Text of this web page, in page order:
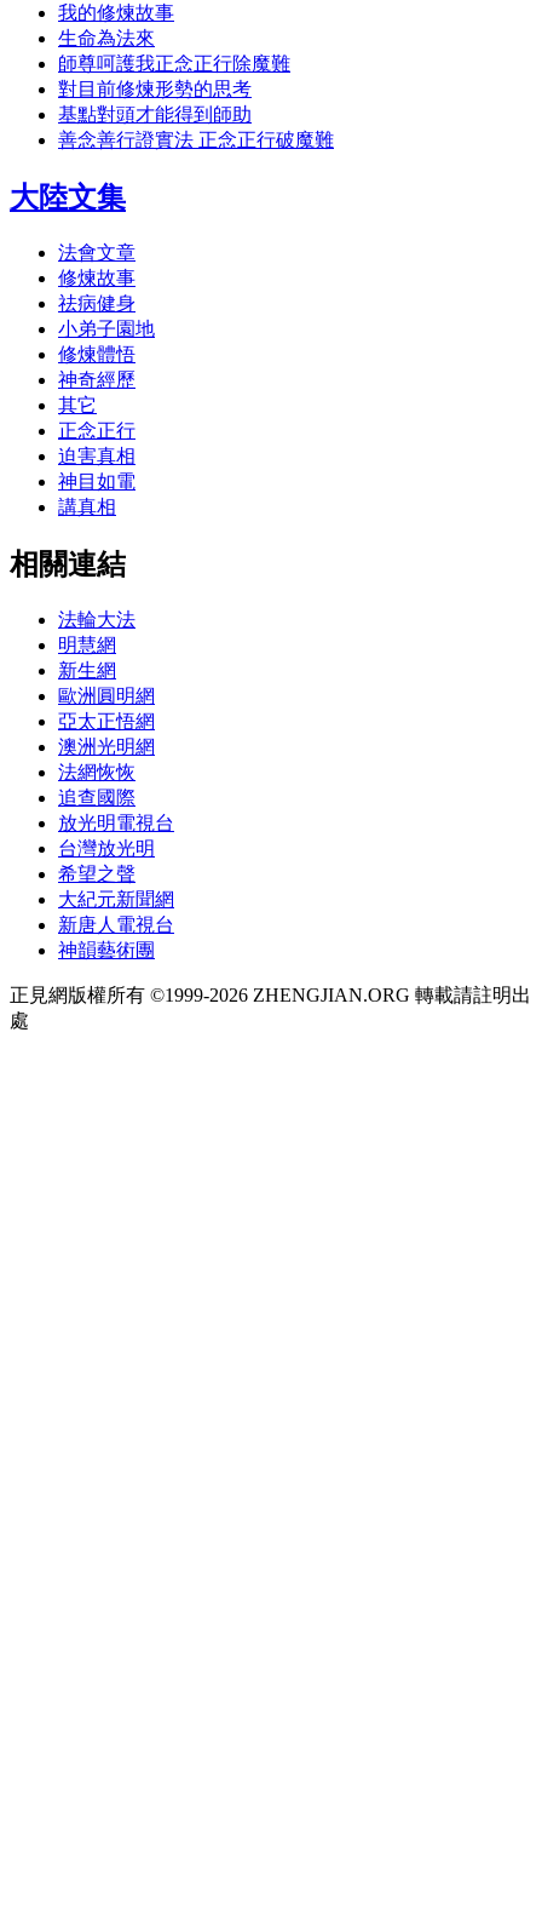
我的修煉故事
生命為法來
師尊呵護我正念正行除魔難
對目前修煉形勢的思考
基點對頭才能得到師助
善念善行證實法 正念正行破魔難
大陸文集
法會文章
修煉故事
祛病健身
小弟子園地
修煉體悟
神奇經歷
其它
正念正行
迫害真相
神目如電
講真相
相關連結
法輪大法
明慧網
新生網
歐洲圓明網
亞太正悟網
澳洲光明網
法網恢恢
追查國際
放光明電視台
台灣放光明
希望之聲
大紀元新聞網
新唐人電視台
神韻藝術團
正見網版權所有 ©1999-2026 ZHENGJIAN.ORG 轉載請註明出
處